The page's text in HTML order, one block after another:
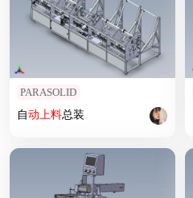
PARASOLID
自动上料总装